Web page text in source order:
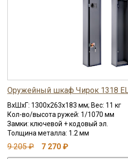
Оружейный шкаф Чирок 1318
ВхШхГ: 1300x263x183 мм; Вес: 11 кг
Кол-во/высота ружей: 1/1070 мм
Замки: ключевой + кодовый эл.
Толщина металла: 1.2 мм
9 205 ₽ 7 270 ₽